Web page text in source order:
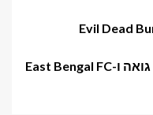
נחשפו יריבים של מועדוני ISL FC גואה ו-East Bengal FC